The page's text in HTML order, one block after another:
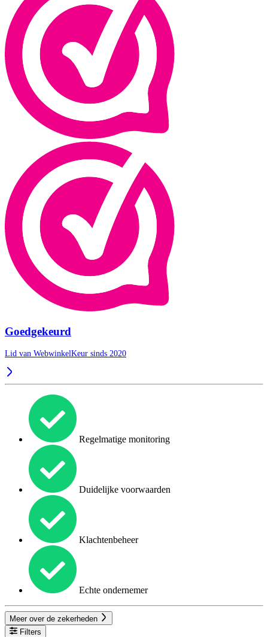
Goedgekeurd
Lid van WebwinkelKeur sinds 2020
Regelmatige monitoring
Duidelijke voorwaarden
Klachtenbeheer
Echte ondernemer
Meer over de zekerheden
Filters